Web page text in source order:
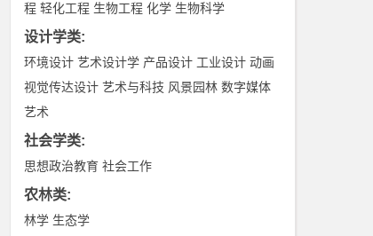
程 轻化工程 生物工程 化学 生物科学
设计学类:
环境设计 艺术设计学 产品设计 工业设计 动画
视觉传达设计 艺术与科技 风景园林 数字媒体
艺术
社会学类:
思想政治教育 社会工作
农林类:
林学 生态学